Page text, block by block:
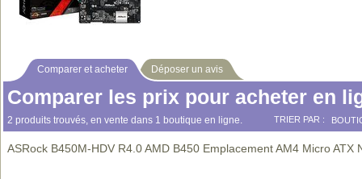
Comparer et acheter Déposer un avis
Comparer les prix pour acheter en
2 produits trouvés, en vente dans 1 boutique en ligne. TRIER PAR :
ASRock B450M-HDV R4.0 AMD B450 Emplacement AM4 Micro ATX